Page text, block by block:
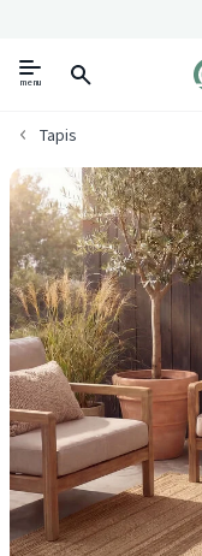
menu
Tapis